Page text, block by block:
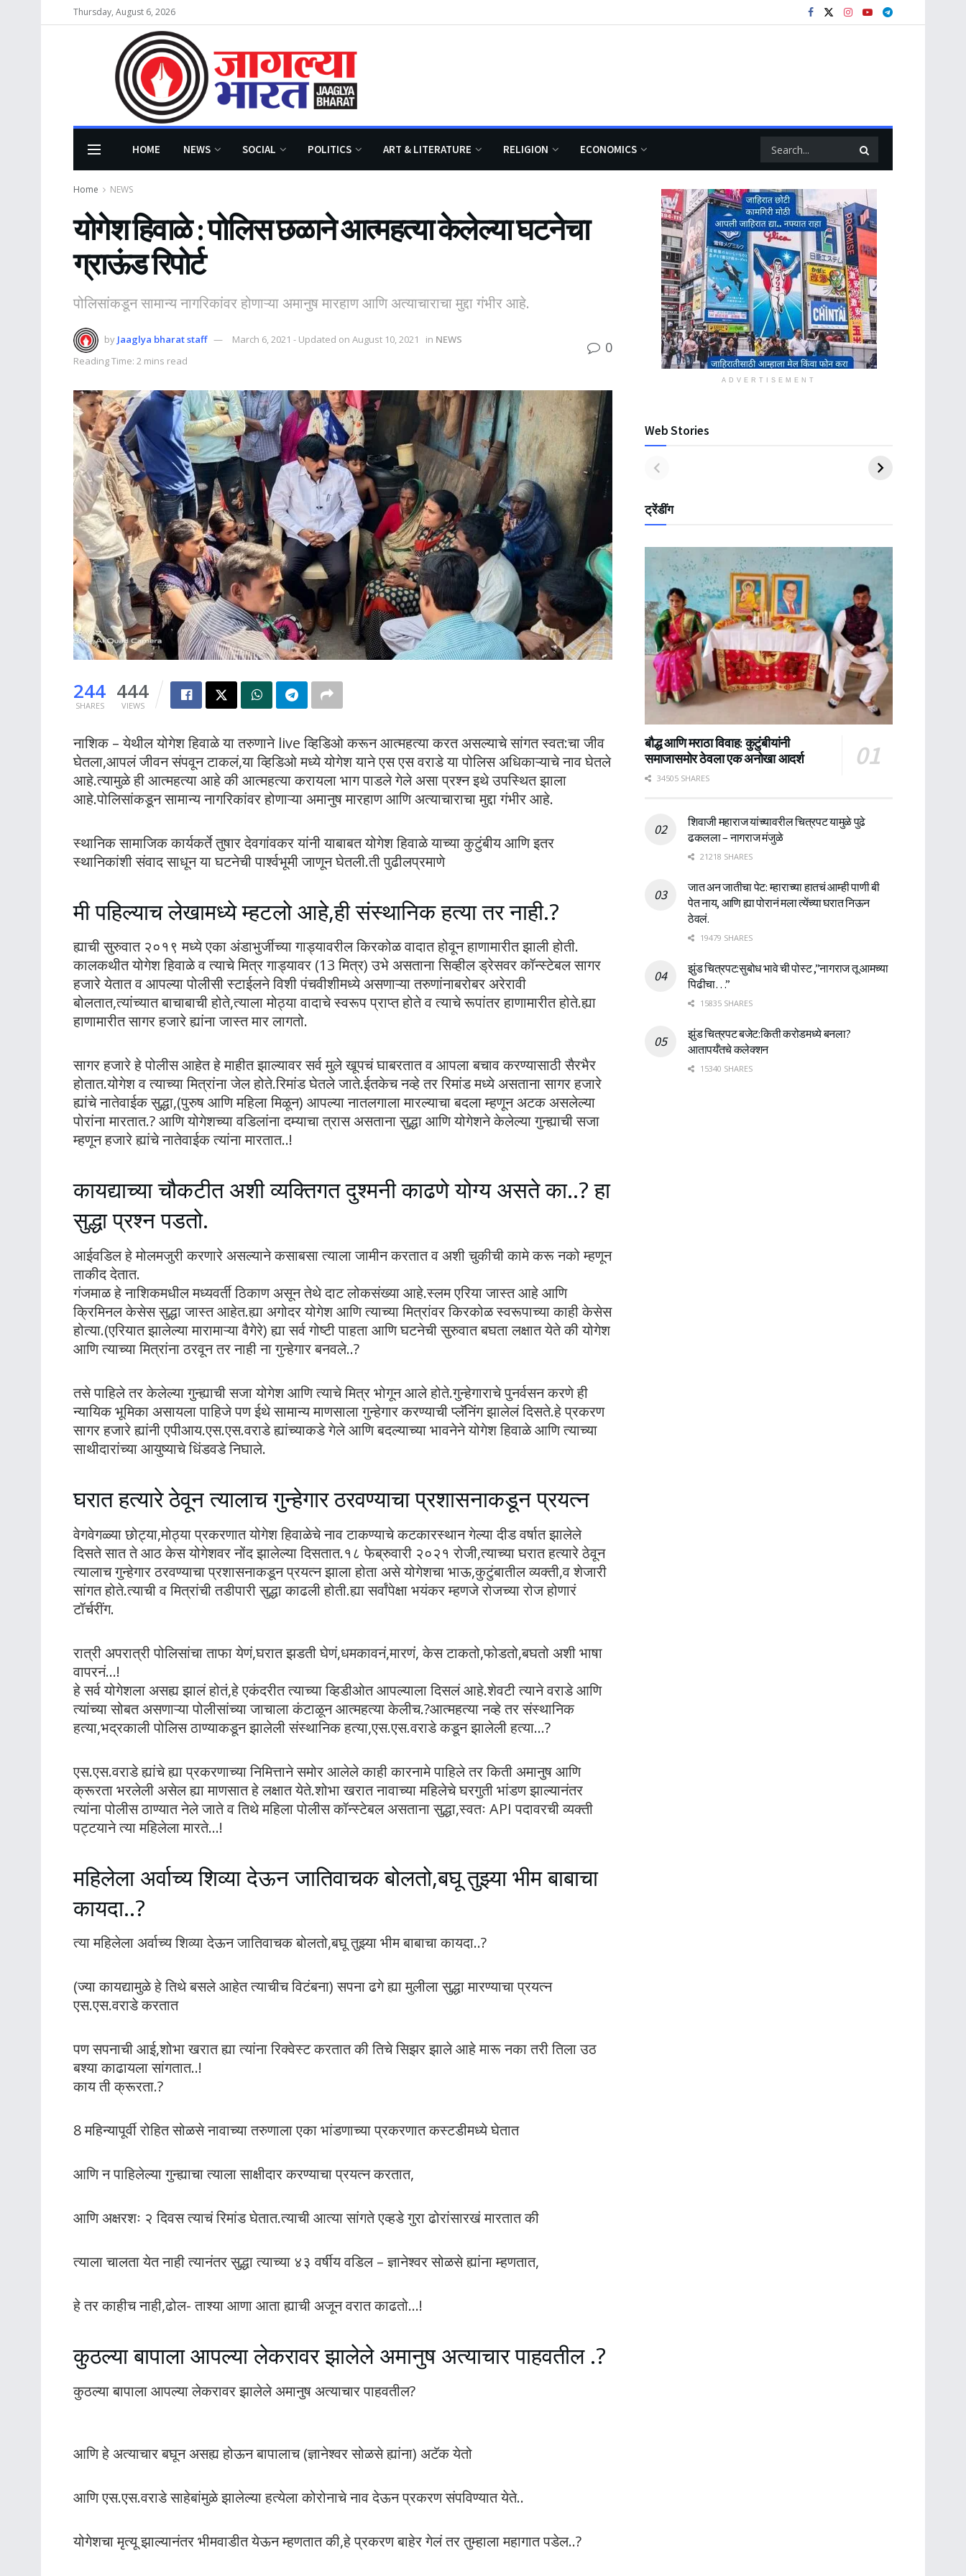
Thursday, August 6, 2026
HOME NEWS SOCIAL POLITICS ART & LITERATURE RELIGION ECONOMICS
Home NEWS
योगेश हिवाळे : पोलिस छळाने आत्महत्या केलेल्या घटनेचा
ग्राऊंड रिपोर्ट
पोलिसांकडून सामान्य नागरिकांवर होणाऱ्या अमानुष मारहाण आणि अत्याचाराचा मुद्दा गंभीर आहे.
by Jaaglya bharat staff March 6, 2021 - Updated on August 10, 2021 in NEWS
Reading Time: 2 mins read
0
244
SHARES
444
VIEWS
नाशिक – येथील योगेश हिवाळे या तरुणाने live व्हिडिओ करून आत्महत्या करत असल्याचे सांगत स्वत:चा जीव
घेतला,आपलं जीवन संपवून टाकलं,या व्हिडिओ मध्ये योगेश याने एस एस वराडे या पोलिस अधिकाऱ्याचे नाव घेतले
आहे.त्यामुळे ही आत्महत्या आहे की आत्महत्या करायला भाग पाडले गेले असा प्रश्न इथे उपस्थित झाला
आहे.पोलिसांकडून सामान्य नागरिकांवर होणाऱ्या अमानुष मारहाण आणि अत्याचाराचा मुद्दा गंभीर आहे.
स्थानिक सामाजिक कार्यकर्ते तुषार देवगांवकर यांनी याबाबत योगेश हिवाळे याच्या कुटुंबीय आणि इतर
स्थानिकांशी संवाद साधून या घटनेची पार्श्वभूमी जाणून घेतली.ती पुढीलप्रमाणे
मी पहिल्याच लेखामध्ये म्हटलो आहे,ही संस्थानिक हत्या तर नाही.?
ह्याची सुरुवात २०१९ मध्ये एका अंडाभुर्जीच्या गाड्यावरील किरकोळ वादात होवून हाणामारीत झाली होती.
कालकथीत योगेश हिवाळे व त्याचे मित्र गाड्यावर (13 मित्र) उभे असताना सिव्हील ड्रेसवर कॉन्स्टेबल सागर
हजारे येतात व आपल्या पोलीसी स्टाईलने विशी पंचवीशीमध्ये असणाऱ्या तरुणांनाबरोबर अरेरावी
बोलतात,त्यांच्यात बाचाबाची होते,त्याला मोठ्या वादाचे स्वरूप प्राप्त होते व त्याचे रूपांतर हाणामारीत होते.ह्या
हाणामारीत सागर हजारे ह्यांना जास्त मार लागतो.
सागर हजारे हे पोलीस आहेत हे माहीत झाल्यावर सर्व मुले खूपचं घाबरतात व आपला बचाव करण्यासाठी सैरभैर
होतात.योगेश व त्याच्या मित्रांना जेल होते.रिमांड घेतले जाते.ईतकेच नव्हे तर रिमांड मध्ये असताना सागर हजारे
ह्यांचे नातेवाईक सुद्धा,(पुरुष आणि महिला मिळून) आपल्या नातलगाला मारल्याचा बदला म्हणून अटक असलेल्या
पोरांना मारतात.? आणि योगेशच्या वडिलांना दम्याचा त्रास असताना सुद्धा आणि योगेशने केलेल्या गुन्ह्याची सजा
म्हणून हजारे ह्यांचे नातेवाईक त्यांना मारतात..!
कायद्याच्या चौकटीत अशी व्यक्तिगत दुश्मनी काढणे योग्य असते का..? हा
सुद्धा प्रश्न पडतो.
आईवडिल हे मोलमजुरी करणारे असल्याने कसाबसा त्याला जामीन करतात व अशी चुकीची कामे करू नको म्हणून
ताकीद देतात.
गंजमाळ हे नाशिकमधील मध्यवर्ती ठिकाण असून तेथे दाट लोकसंख्या आहे.स्लम एरिया जास्त आहे आणि
क्रिमिनल केसेस सुद्धा जास्त आहेत.ह्या अगोदर योगेश आणि त्याच्या मित्रांवर किरकोळ स्वरूपाच्या काही केसेस
होत्या.(एरियात झालेल्या मारामाऱ्या वैगेरे) ह्या सर्व गोष्टी पाहता आणि घटनेची सुरुवात बघता लक्षात येते की योगेश
आणि त्याच्या मित्रांना ठरवून तर नाही ना गुन्हेगार बनवले..?
तसे पाहिले तर केलेल्या गुन्ह्याची सजा योगेश आणि त्याचे मित्र भोगून आले होते.गुन्हेगाराचे पुनर्वसन करणे ही
न्यायिक भूमिका असायला पाहिजे पण ईथे सामान्य माणसाला गुन्हेगार करण्याची प्लॅनिंग झालेलं दिसते.हे प्रकरण
सागर हजारे ह्यांनी एपीआय.एस.एस.वराडे ह्यांच्याकडे गेले आणि बदल्याच्या भावनेने योगेश हिवाळे आणि त्याच्या
साथीदारांच्या आयुष्याचे धिंडवडे निघाले.
घरात हत्यारे ठेवून त्यालाच गुन्हेगार ठरवण्याचा प्रशासनाकडून प्रयत्न
वेगवेगळ्या छोट्या,मोठ्या प्रकरणात योगेश हिवाळेचे नाव टाकण्याचे कटकारस्थान गेल्या दीड वर्षात झालेले
दिसते सात ते आठ केस योगेशवर नोंद झालेल्या दिसतात.१८ फेब्रुवारी २०२१ रोजी,त्याच्या घरात हत्यारे ठेवून
त्यालाच गुन्हेगार ठरवण्याचा प्रशासनाकडून प्रयत्न झाला होता असे योगेशचा भाऊ,कुटुंबातील व्यक्ती,व शेजारी
सांगत होते.त्याची व मित्रांची तडीपारी सुद्धा काढली होती.ह्या सर्वांपेक्षा भयंकर म्हणजे रोजच्या रोज होणारं
टॉर्चरींग.
रात्री अपरात्री पोलिसांचा ताफा येणं,घरात झडती घेणं,धमकावनं,मारणं, केस टाकतो,फोडतो,बघतो अशी भाषा
वापरनं…!
हे सर्व योगेशला असह्य झालं होतं,हे एकंदरीत त्याच्या व्हिडीओत आपल्याला दिसलं आहे.शेवटी त्याने वराडे आणि
त्यांच्या सोबत असणाऱ्या पोलीसांच्या जाचाला कंटाळून आत्महत्या केलीच.?आत्महत्या नव्हे तर संस्थानिक
हत्या,भद्रकाली पोलिस ठाण्याकडून झालेली संस्थानिक हत्या,एस.एस.वराडे कडून झालेली हत्या…?
एस.एस.वराडे ह्यांचे ह्या प्रकरणाच्या निमित्ताने समोर आलेले काही कारनामे पाहिले तर किती अमानुष आणि
क्रूरता भरलेली असेल ह्या माणसात हे लक्षात येते.शोभा खरात नावाच्या महिलेचे घरगुती भांडण झाल्यानंतर
त्यांना पोलीस ठाण्यात नेले जाते व तिथे महिला पोलीस कॉन्स्टेबल असताना सुद्धा,स्वतः API पदावरची व्यक्ती
पट्टयाने त्या महिलेला मारते…!
महिलेला अर्वाच्य शिव्या देऊन जातिवाचक बोलतो,बघू तुझ्या भीम बाबाचा
कायदा..?
त्या महिलेला अर्वाच्य शिव्या देऊन जातिवाचक बोलतो,बघू तुझ्या भीम बाबाचा कायदा..?
(ज्या कायद्यामुळे हे तिथे बसले आहेत त्याचीच विटंबना) सपना ढगे ह्या मुलीला सुद्धा मारण्याचा प्रयत्न
एस.एस.वराडे करतात
पण सपनाची आई,शोभा खरात ह्या त्यांना रिक्वेस्ट करतात की तिचे सिझर झाले आहे मारू नका तरी तिला उठ
बश्या काढायला सांगतात..!
काय ती क्रूरता.?
8 महिन्यापूर्वी रोहित सोळसे नावाच्या तरुणाला एका भांडणाच्या प्रकरणात कस्टडीमध्ये घेतात
आणि न पाहिलेल्या गुन्ह्याचा त्याला साक्षीदार करण्याचा प्रयत्न करतात,
आणि अक्षरशः २ दिवस त्याचं रिमांड घेतात.त्याची आत्या सांगते एव्हडे गुरा ढोरांसारखं मारतात की
त्याला चालता येत नाही त्यानंतर सुद्धा त्याच्या ४३ वर्षीय वडिल – ज्ञानेश्वर सोळसे ह्यांना म्हणतात,
हे तर काहीच नाही,ढोल- ताश्या आणा आता ह्याची अजून वरात काढतो…!
कुठल्या बापाला आपल्या लेकरावर झालेले अमानुष अत्याचार पाहवतील .?
कुठल्या बापाला आपल्या लेकरावर झालेले अमानुष अत्याचार पाहवतील?
आणि हे अत्याचार बघून असह्य होऊन बापालाच (ज्ञानेश्वर सोळसे ह्यांना) अटॅक येतो
आणि एस.एस.वराडे साहेबांमुळे झालेल्या हत्येला कोरोनाचे नाव देऊन प्रकरण संपविण्यात येते..
योगेशचा मृत्यू झाल्यानंतर भीमवाडीत येऊन म्हणतात की,हे प्रकरण बाहेर गेलं तर तुम्हाला महागात पडेल..?
ADVERTISEMENT
Web Stories
ट्रेंडींग
बौद्ध आणि मराठा विवाह: कुटुंबीयांनी
समाजासमोर ठेवला एक अनोखा आदर्श
34505 SHARES
शिवाजी महाराज यांच्यावरील चित्रपट यामुळे पुढे
ढकलला – नागराज मंजुळे
21218 SHARES
जात अन जातीचा पेट: म्हाराच्या हातचं आम्ही पाणी बी
पेत नाय, आणि ह्या पोरानं मला त्येंच्या घरात निऊन
ठेवलं.
19479 SHARES
झुंड चित्रपट:सुबोध भावे ची पोस्ट ,”नागराज तू आमच्या
पिढीचा…”
15835 SHARES
झुंड चित्रपट बजेट:किती करोडमध्ये बनला?
आतापर्यँतचे कलेक्शन
15340 SHARES